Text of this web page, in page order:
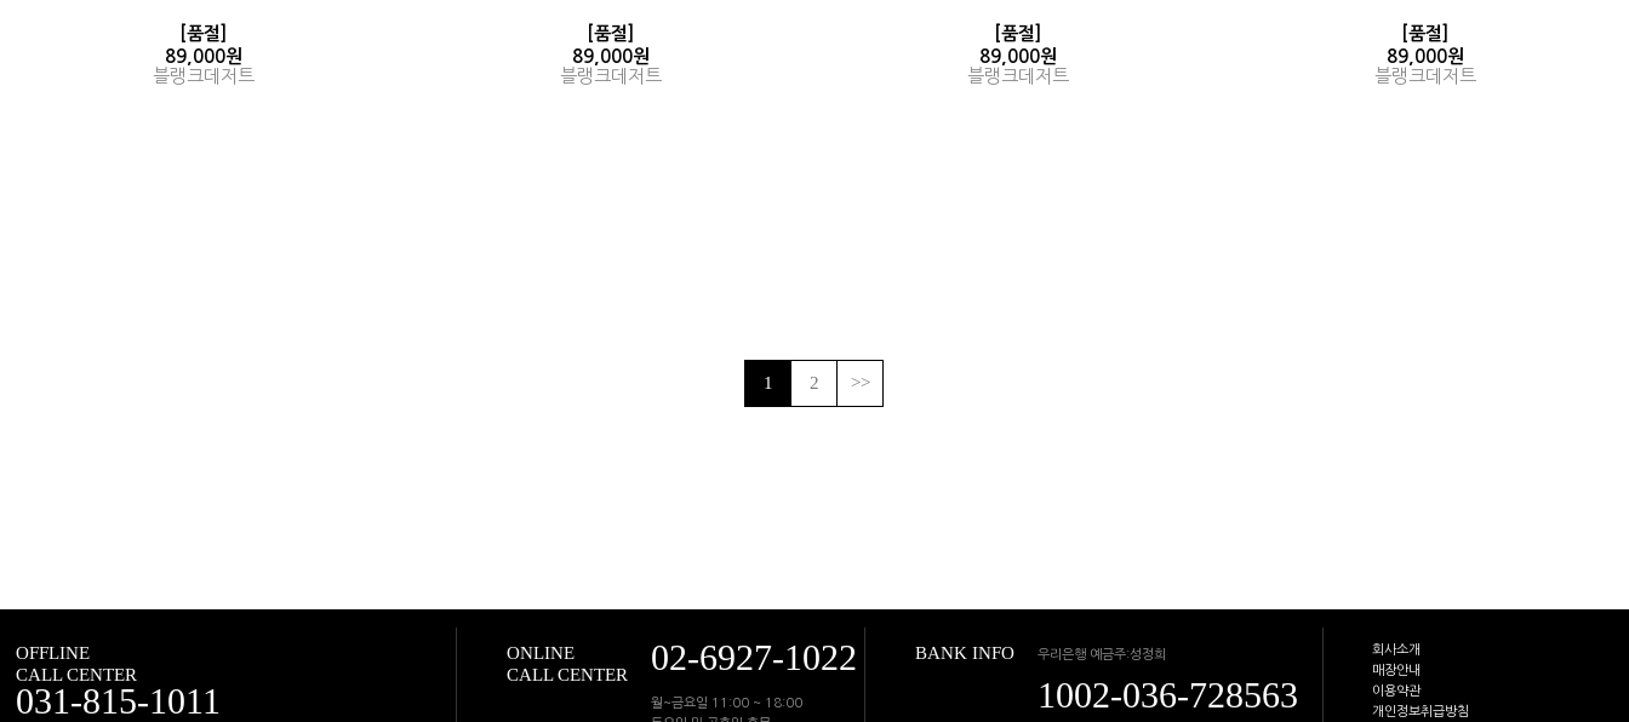
[품절]
89,000원
블랭크데저트
[품절]
89,000원
블랭크데저트
[품절]
89,000원
블랭크데저트
[품절]
89,000원
블랭크데저트
1 2 >>
OFFLINE
CALL CENTER
031-815-1011
ONLINE
CALL CENTER
02-6927-1022
월~금요일 11:00 ~ 18:00
BANK INFO 우리은행 예금주:성정희
1002-036-728563
회사소개
매장안내
이용약관
개인정보취급방침